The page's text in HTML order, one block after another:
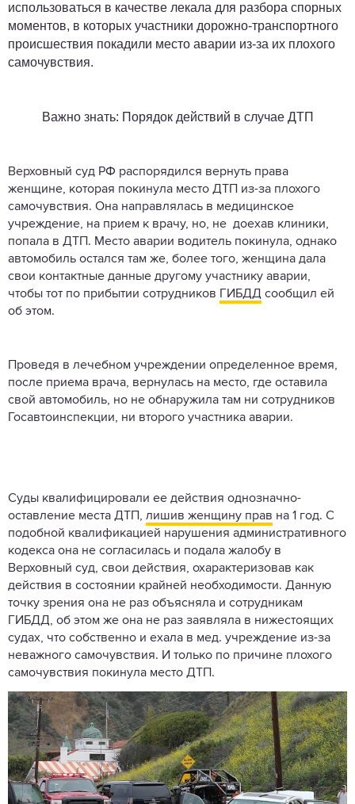
использоваться в качестве лекала для разбора спорных
моментов, в которых участники дорожно-транспортного
происшествия покадили место аварии из-за их плохого
самочувствия.
Важно знать: Порядок действий в случае ДТП
Верховный суд РФ распорядился вернуть права
женщине, которая покинула место ДТП из-за плохого
самочувствия. Она направлялась в медицинское
учреждение, на прием к врачу, но, не доехав клиники,
попала в ДТП. Место аварии водитель покинула, однако
автомобиль остался там же, более того, женщина дала
свои контактные данные другому участнику аварии,
чтобы тот по прибытии сотрудников ГИБДД сообщил ей
об этом.
Проведя в лечебном учреждении определенное время,
после приема врача, вернулась на место, где оставила
свой автомобиль, но не обнаружила там ни сотрудников
Госавтоинспекции, ни второго участника аварии.
Суды квалифицировали ее действия однозначно-
оставление места ДТП, лишив женщину прав на 1 год. С
подобной квалификацией нарушения административного
кодекса она не согласилась и подала жалобу в
Верховный суд, свои действия, охарактеризовав как
действия в состоянии крайней необходимости. Данную
точку зрения она не раз объясняла и сотрудникам
ГИБДД, об этом же она не раз заявляла в нижестоящих
судах, что собственно и ехала в мед. учреждение из-за
неважного самочувствия. И только по причине плохого
самочувствия покинула место ДТП.